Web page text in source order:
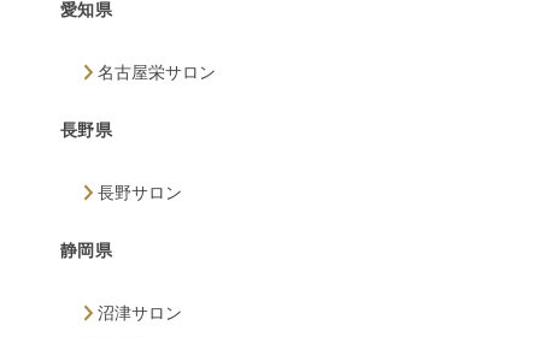
愛知県
名古屋栄サロン
長野県
長野サロン
静岡県
沼津サロン